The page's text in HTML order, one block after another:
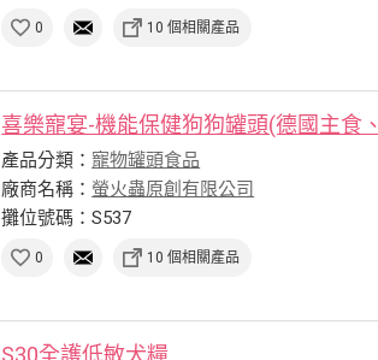
0 10 個相關產品
喜樂寵宴-機能保健狗狗罐頭(德國主食
產品分類：寵物罐頭食品
廠商名稱： 螢火蟲原創有限公司
攤位號碼：S537
0 10 個相關產品
S30全護低敏犬糧